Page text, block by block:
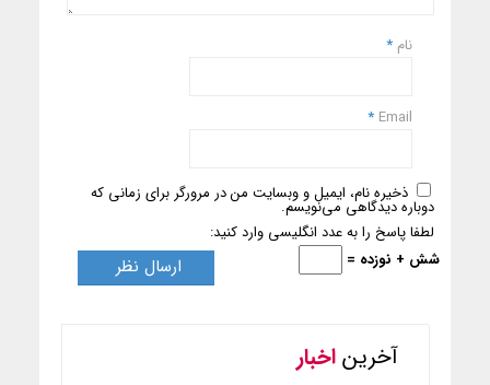
نام *
Email
*
ذخیره نام، ایمیل و وبسایت من در مرورگر برای زمانی که
دوباره دیدگاهی می‌نویسم.
لطفا پاسخ را به عدد انگلیسی وارد کنید:
شش + نوزده =
آخریناخبار